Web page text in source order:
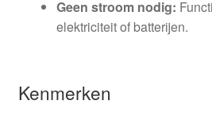
Geen stroom nodig:
elektriciteit of batterijen.
Kenmerken